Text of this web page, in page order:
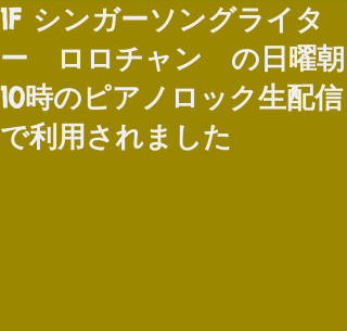
1F シンガーソングライタ
ー ロロチャン の日曜朝
10時のピアノロック生配信
で利用されました